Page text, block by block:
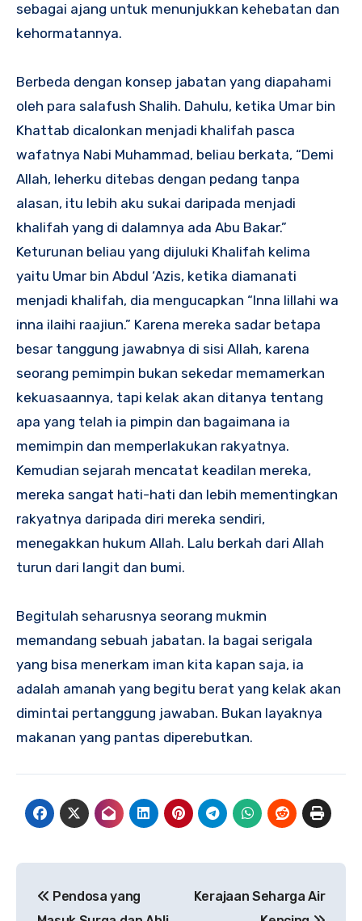
sebagai ajang untuk menunjukkan kehebatan dan
kehormatannya.
Berbeda dengan konsep jabatan yang diapahami
oleh para salafush Shalih. Dahulu, ketika Umar bin
Khattab dicalonkan menjadi khalifah pasca
wafatnya Nabi Muhammad, beliau berkata, “Demi
Allah, leherku ditebas dengan pedang tanpa
alasan, itu lebih aku sukai daripada menjadi
khalifah yang di dalamnya ada Abu Bakar.”
Keturunan beliau yang dijuluki Khalifah kelima
yaitu Umar bin Abdul ‘Azis, ketika diamanati
menjadi khalifah, dia mengucapkan “Inna lillahi wa
inna ilaihi raajiun.” Karena mereka sadar betapa
besar tanggung jawabnya di sisi Allah, karena
seorang pemimpin bukan sekedar memamerkan
kekuasaannya, tapi kelak akan ditanya tentang
apa yang telah ia pimpin dan bagaimana ia
memimpin dan memperlakukan rakyatnya.
Kemudian sejarah mencatat keadilan mereka,
mereka sangat hati-hati dan lebih mementingkan
rakyatnya daripada diri mereka sendiri,
menegakkan hukum Allah. Lalu berkah dari Allah
turun dari langit dan bumi.
Begitulah seharusnya seorang mukmin
memandang sebuah jabatan. Ia bagai serigala
yang bisa menerkam iman kita kapan saja, ia
adalah amanah yang begitu berat yang kelak akan
dimintai pertanggung jawaban. Bukan layaknya
makanan yang pantas diperebutkan.
pos
Pendosa yang
Kerajaan Seharga Air